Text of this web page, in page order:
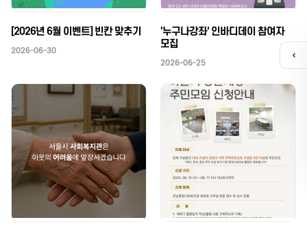
[2026년 6월 이벤트] 빈칸 맞추기
2026-06-30
'누구나강좌' 인바디데이 참여자
모집
2026-06-25
퀵
메
뉴
열
카톡채널